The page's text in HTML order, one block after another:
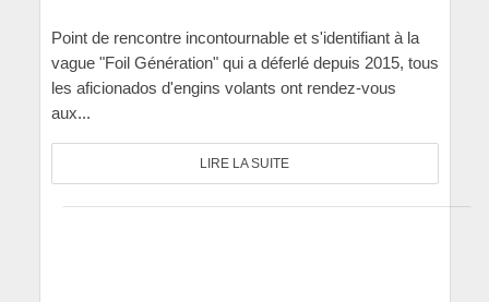
Point de rencontre incontournable et s'identifiant à la
vague "Foil Génération" qui a déferlé depuis 2015, tous
les aficionados d'engins volants ont rendez-vous
aux...
LIRE LA SUITE